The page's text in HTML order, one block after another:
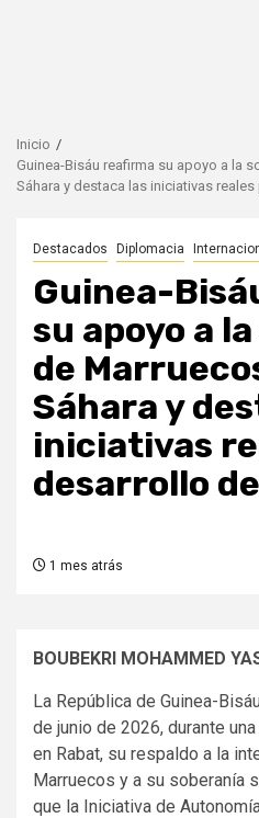
Inicio
Guinea-Bisáu reafirma su apoyo a la
Sáhara y destaca las iniciativas
Destacados Diplomacia
Guinea-
su apoyo a
de
Sáhara y
iniciativas
desarrollo
1 mes atrás
BOUBEKRI MOHAMMED
La República de Guinea-
de junio de 2026, durante
en Rabat, su respaldo a la
Marruecos y a su soberanía
que la Iniciativa de